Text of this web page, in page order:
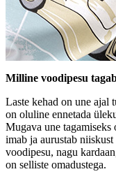
Milline voodipesu
Laste kehad on une ajal
on oluline ennetada
Mugava une
imab ja aurustab
voodipesu, nagu
on selliste omadustega.